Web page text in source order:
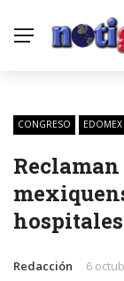
CONGRESO EDOMEX
Redacción 6